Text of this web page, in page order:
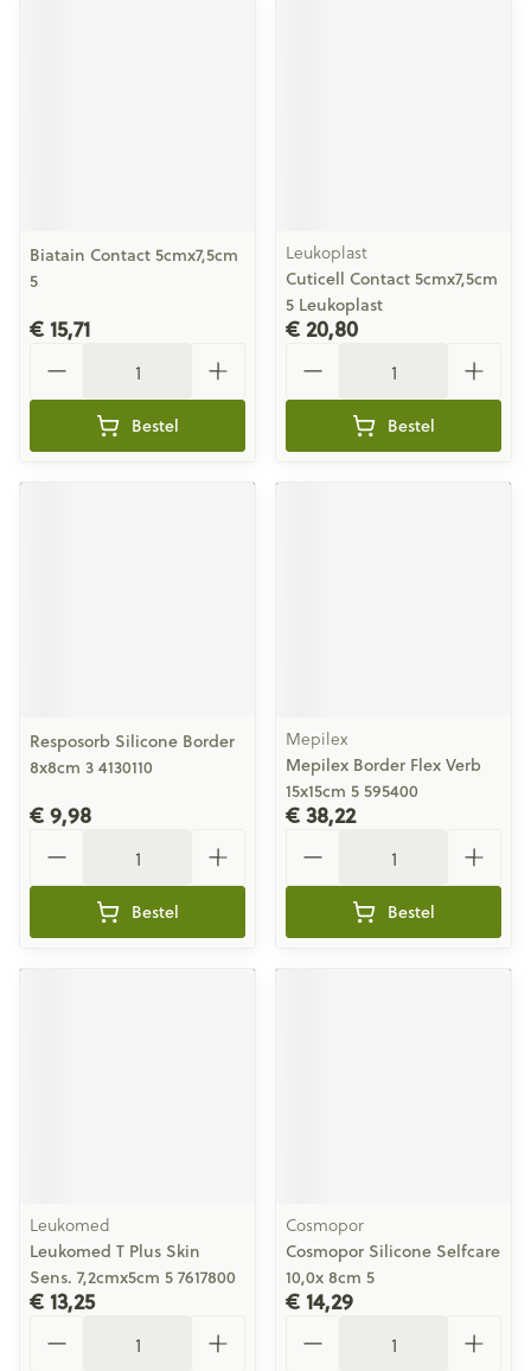
Biatain Contact 5cmx7,5cm
5
€ 15,71
Bestel
Leukoplast
Cuticell Contact 5cmx7,5cm
5 Leukoplast
€ 20,80
Bestel
Resposorb Silicone Border
8x8cm 3 4130110
€ 9,98
Bestel
Mepilex
Mepilex Border Flex Verb
15x15cm 5 595400
€ 38,22
Bestel
Leukomed
Leukomed T Plus Skin
Sens. 7,2cmx5cm 5 7617800
€ 13,25
Cosmopor
Cosmopor Silicone Selfcare
10,0x 8cm 5
€ 14,29